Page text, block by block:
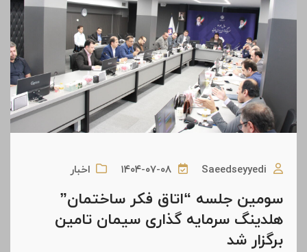
Saeedseyyedi ۱۴۰۴-۰۷-۰۸ اخبار
سومین جلسه “اتاق فکر ساختمان”
هلدینگ سرمایه گذاری سیمان تامین
برگزار شد